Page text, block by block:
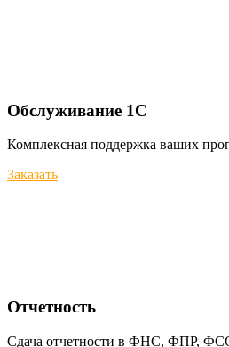
Обслуживание 1С
Комплексная поддержка ваших
Заказать
Отчетность
Сдача отчетности в ФНС, ФПР, ФСС